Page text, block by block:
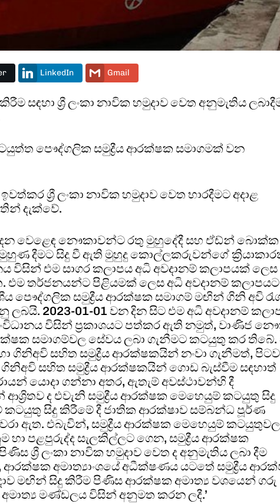
LinkedIn Gmail
සඳහා ශ්‍රී ලංකා නාවික හමුදාව වෙත අනුමැතිය
පෞද්ගලික සමුද්‍රීය ආරක්ෂක සමාගමක් වන
ශ්‍රී ලංකා නාවික හමුදාව වෙත භාරදීමට අදාළ
දැක්වේ.
වෙළෙඳ නෞකාවන්ට රතු මුහුදේදී සහ ඒඩ්න් බොක්ක
දීමට සිදු වී ඇති මුහුදු කොල්ලකරුවන්ගේ
විසින් එම සාගර කලාපය අධි අවදානම් කලාපයක් ලෙස
එම තර්ජනයන්ට පිළියමක් ලෙස අධි අවදානම් කලාපයට
පෞද්ගලික සමුද්‍රීය ආරක්ෂක සමාගම් මඟින් ගිනි අවි
2023-01-01 වන දින සිට එම අධි අවදානම්
විසින් ප්‍රකාශයට පත්කර ඇති නමුත්, වාණිජ
සමාගම්වල සේවය ලබා ගැනීමට කටයුතු කර තිබේ.
ගිනිඅවි සහිත සමුද්‍රීය ආරක්ෂකයින් නංවා ගැනීමත්,
සහිත සමුද්‍රීය ආරක්ෂකයින් ගොඩ බැස්වීම සඳහාත්
යොදා ගන්නා අතර, ඇතැම් අවස්ථාවන්හි දී
ද එවැනි සමුද්‍රීය ආරක්ෂක මෙහෙයුම් කටයුතු සිදු
කටයුතු සිදු කිරීමේ දී ජාතික ආරක්ෂාව සම්බන්ධ පූර්ණ
ඇත. එබැවින්, සමුද්‍රීය ආරක්ෂක මෙහෙයුම්
හා පළපුරුද්ද සැලකිල්ලට ගෙන, සමුද්‍රීය ආරක්ෂක
ශ්‍රී ලංකා නාවික හමුදාව වෙත ද අනුමැතිය ලබා දීම
අමාත්‍යාංශයේ අධීක්ෂණය යටතේ සමුද්‍රීය
මඟින් සිදු කිරීම පිණිස ආරක්ෂක අමාත්‍ය වශයෙන් ගරු
මණ්ඩලය විසින් අනුමත කරන ලදී.’